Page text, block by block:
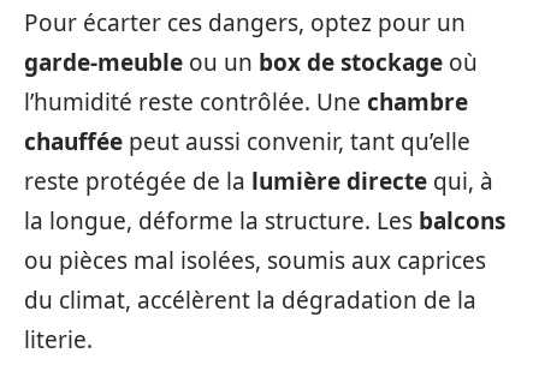
Pour écarter ces dangers, optez pour un
garde-meuble ou un box de stockage où
l’humidité reste contrôlée. Une chambre
chauffée peut aussi convenir, tant qu’elle
reste protégée de la lumière directe qui, à
la longue, déforme la structure. Les balcons
ou pièces mal isolées, soumis aux caprices
du climat, accélèrent la dégradation de la
literie.